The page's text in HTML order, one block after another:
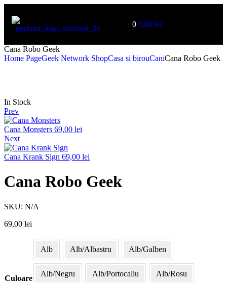
0 0,00 lei
Cana Robo Geek
Home PageGeek Network ShopCasa si birouCaniCana Robo Geek
In Stock
Prev
Cana Monsters 69,00 lei
Next
Cana Krank Sign 69,00 lei
Cana Robo Geek
SKU: N/A
69,00 lei
Culoare
Alb Alb/Albastru Alb/Galben
Alb/Negru Alb/Portocaliu Alb/Rosu